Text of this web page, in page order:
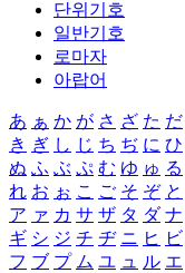
단위기호
일반기호
로마자
아랍어
あ ぁ か が さ ざ た だ
き ぎ し じ ち ぢ に ひ
ぬ ふ ぶ ぷ む ゆ ゅ る
れ お ぉ こ ご そ ぞ と
ア ァ カ サ ザ タ ダ ナ
ギ シ ジ チ ヂ ニ ヒ ビ
フ ブ プ ム ユ ュ ル エ